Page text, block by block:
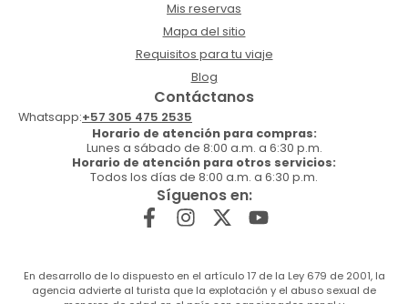
Mis reservas
Mapa del sitio
Requisitos para tu viaje
Blog
Contáctanos
Whatsapp:+57 305 475 2535
Horario de atención para compras:
Lunes a sábado de 8:00 a.m. a 6:30 p.m.
Horario de atención para otros servicios:
Todos los días de 8:00 a.m. a 6:30 p.m.
Síguenos en:
En desarrollo de lo dispuesto en el artículo 17 de la Ley 679 de 2001, la
agencia advierte al turista que la explotación y el abuso sexual de